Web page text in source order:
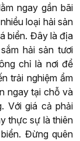
ngay gần bãi
loại hải sản
biển. Đây là địa
hải sản tươi
chỉ là nơi để
trải nghiệm ẩm
ngay tại chỗ và
Với giá cả phải
thực sự là thiên
Đừng quên